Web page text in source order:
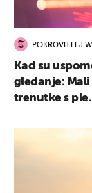
POKROVITELJ
Kad su
gledanje:
trenutke s